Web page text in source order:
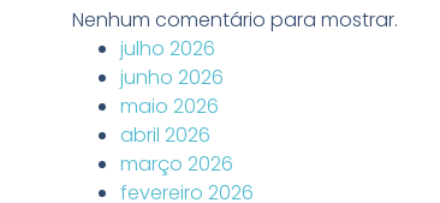
Nenhum comentário para mostrar.
julho 2026
junho 2026
maio 2026
abril 2026
março 2026
fevereiro 2026